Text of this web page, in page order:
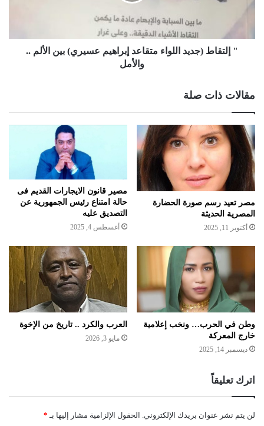
" إلتقاط (جديد اللواء متقاعد إبراهيم عسيري) بين الألم ..
والأمل
مقالات ذات صلة
مصر تعيد رسم صورة الحضارة
المصرية الحديثة
أكتوبر 11, 2025
مصير قانون الايجارات القديم فى
حالة امتناع رئيس الجمهورية عن
التصديق عليه
أغسطس 4, 2025
وطن في الحرب… ونخب إعلامية
خارج المعركة
ديسمبر 14, 2025
العرب والكرد .. تاريخ من الإخوة
مايو 3, 2026
اترك تعليقاً
لن يتم نشر عنوان بريدك الإلكتروني. الحقول الإلزامية مشار إليها بـ *